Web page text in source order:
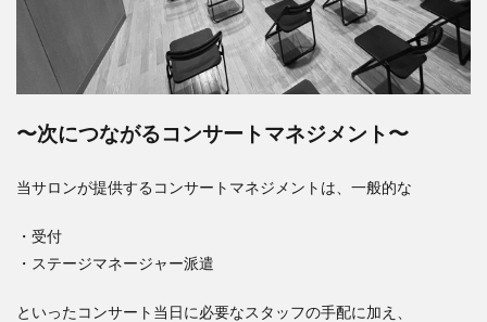
〜次につながるコンサートマネジメント〜
当サロンが提供するコンサートマネジメントは、一般的な
・受付
・ステージマネージャー派遣
といったコンサート当日に必要なスタッフの手配に加え、